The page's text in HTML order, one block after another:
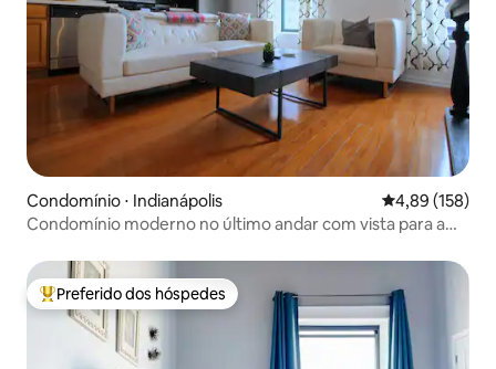
Condomínio ⋅ Indianápolis 4,89 de uma
4,89 (158)
Condomínio moderno no último andar com vista para a
Entre os melhores preferidos dos hóspedes
Preferido dos hóspedes